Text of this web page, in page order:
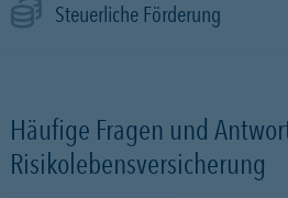
Steuerliche Förderung
Häufige Fragen und
Risikolebensversicherung